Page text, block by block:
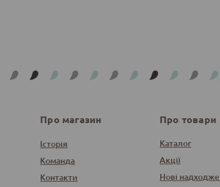
Про магазин
Історія
Команда
Контакти
Про товари
Каталог
Акції
Нові